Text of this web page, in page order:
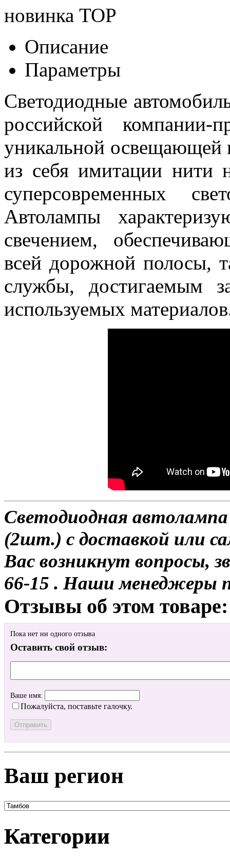
новинка TOP
Описание
Параметры
Светодиодные
российской компании-
уникальной освещающей
из себя имитации нити
суперсовременных
Автолампы
свечением,
всей дорожной полосы,
службы, достигаемым
используемых
Светодиодная
(2шт.) с доставкой или
Вас возникнут вопросы,
66-15 . Наши менеджеры
Отзывы об этом товаре:
Пока нет ни одного отзыва
Оставить свой отзыв:
Ваше имя:
Пожалуйста, поставьте галочку.
Ваш регион
Категории